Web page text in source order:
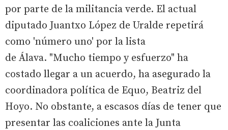
por parte de la militancia verde. El actual
diputado Juantxo López de Uralde repetirá
como 'número uno' por la lista
de Álava. "Mucho tiempo y esfuerzo" ha
costado llegar a un acuerdo, ha asegurado la
coordinadora política de Equo, Beatriz del
Hoyo. No obstante, a escasos días de tener que
presentar las coaliciones ante la Junta